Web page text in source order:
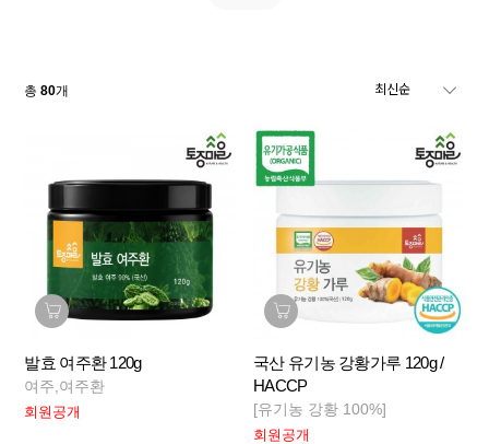
총80개
발효 여주환 120g
여주,여주환
회원공개
국산 유기농 강황가루 120g /
HACCP
[유기농 강황 100%]
회원공개